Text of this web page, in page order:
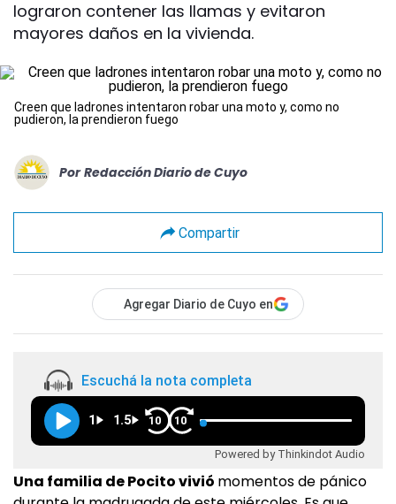
lograron contener las llamas y evitaron
mayores daños en la vivienda.
Creen que ladrones intentaron robar una moto y, como no
pudieron, la prendieron fuego
Por Redacción Diario de Cuyo
Compartir
Agregar Diario de Cuyo en
Escuchá la nota completa
1 1.5 10 10
Powered by Thinkindot Audio
Una familia de Pocito vivió momentos de pánico